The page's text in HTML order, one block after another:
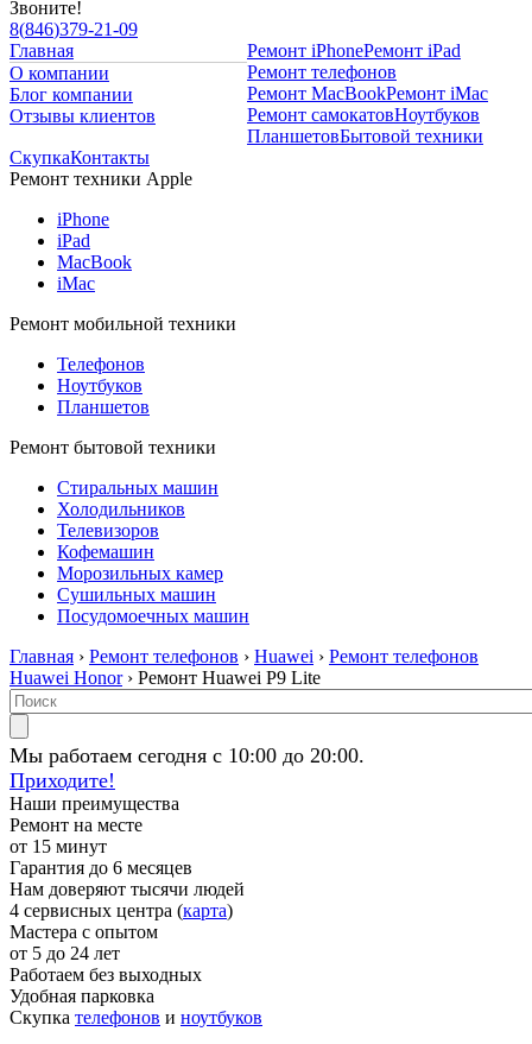
Звоните!
8(846)379-21-09
Главная
О компании
Блог компании
Отзывы клиентов
Ремонт iPhoneРемонт iPad
Ремонт телефонов
Ремонт MacBookРемонт iMac
Ремонт самокатовНоутбуков
ПланшетовБытовой техники
СкупкаКонтакты
Ремонт техники Apple
iPhone
iPad
MacBook
iMac
Ремонт мобильной техники
Телефонов
Ноутбуков
Планшетов
Ремонт бытовой техники
Стиральных машин
Холодильников
Телевизоров
Кофемашин
Морозильных камер
Сушильных машин
Посудомоечных машин
Главная › Ремонт телефонов › Huawei › Ремонт телефонов
Huawei Honor› Ремонт Huawei P9 Lite
Мы работаем сегодня с 10:00 до 20:00.
Приходите!
Наши преимущества
Ремонт на месте
от 15 минут
Гарантия до 6 месяцев
Нам доверяют тысячи людей
4 сервисных центра (карта)
Мастера с опытом
от 5 до 24 лет
Работаем без выходных
Удобная парковка
Скупка телефонов и ноутбуков